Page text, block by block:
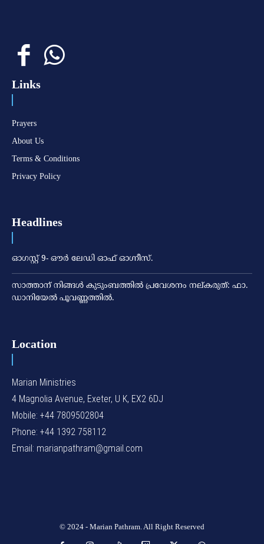
Links
Prayers
About Us
Terms & Conditions
Privacy Policy
Headlines
ഓഗസ്റ്റ് 9- ഔര്‍ ലേഡി ഓഫ് ഓഗ്നീസ്.
സാത്താന് നിങ്ങള്‍ കുടുംബത്തില്‍ പ്രവേശനം നല്കരുത്: ഫാ.
ഡാനിയേല്‍ പൂവണ്ണത്തില്‍.
Location
Marian Ministries
4 Magnolia Avenue, Exeter, U K, EX2 6DJ
Mobile: +44 7809502804
Phone: +44 1392 758112
Email: marianpathram@gmail.com
© 2024 - Marian Pathram. All Right Reserved